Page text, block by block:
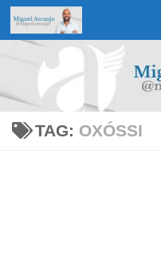
Skip to content
TAG: OXÓSSI